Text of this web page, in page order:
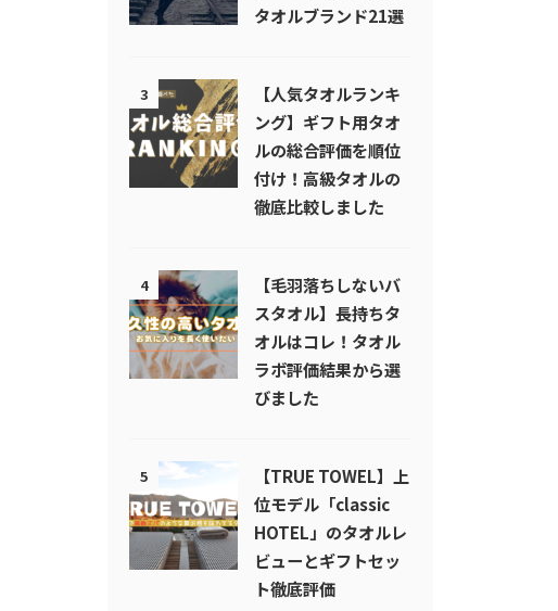
タオルブランド21選
3
【人気タオルランキ
ング】ギフト用タオ
ルの総合評価を順位
付け！高級タオルの
徹底比較しました
4
【毛羽落ちしないバ
スタオル】長持ちタ
オルはコレ！タオル
ラボ評価結果から選
びました
5
【TRUE TOWEL】上
位モデル「classic
HOTEL」のタオルレ
ビューとギフトセッ
ト徹底評価